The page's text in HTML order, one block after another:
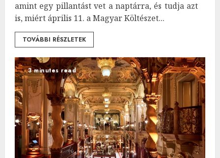
amint egy pillantást vet a naptárra, és tudja azt
is, miért április 11. a Magyar Költészet...
TOVÁBBI RÉSZLETEK
3 minutes read